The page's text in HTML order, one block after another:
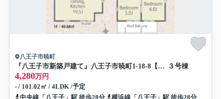
八王子市暁町
『八王子市新築戸建て』八王子市暁町1-18-8【仲介手数料無料】 ０１期 ３号棟
4,280万円
- / 101.02㎡ / 4LDK /予定
中央線「八王子」駅 徒歩28分
横浜線「八王子」駅 徒歩28分